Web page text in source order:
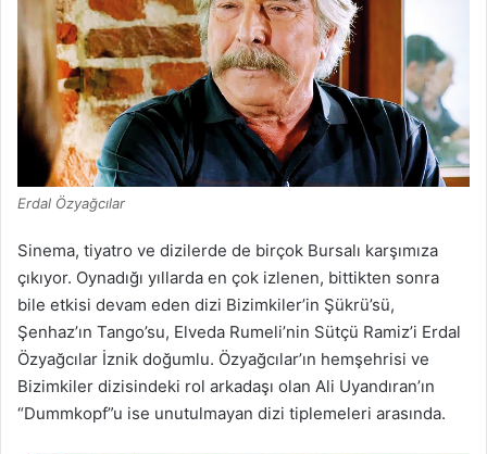
Erdal Özyağcılar
Sinema, tiyatro ve dizilerde de birçok Bursalı karşımıza
çıkıyor. Oynadığı yıllarda en çok izlenen, bittikten sonra
bile etkisi devam eden dizi Bizimkiler’in Şükrü’sü,
Şenhaz’ın Tango’su, Elveda Rumeli’nin Sütçü Ramiz’i Erdal
Özyağcılar İznik doğumlu. Özyağcılar’ın hemşehrisi ve
Bizimkiler dizisindeki rol arkadaşı olan Ali Uyandıran’ın
“Dummkopf”u ise unutulmayan dizi tiplemeleri arasında.